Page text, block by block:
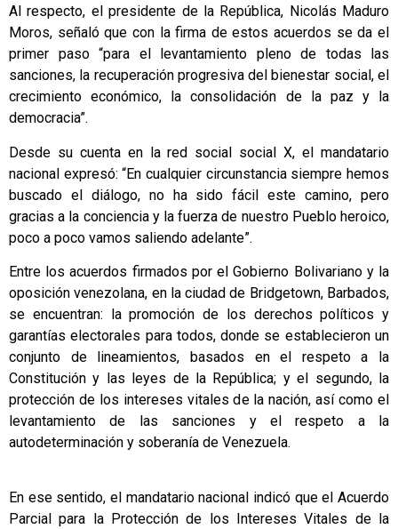
Al respecto, el presidente de la República, Nicolás Maduro
Moros, señaló que con la firma de estos acuerdos se da el
primer paso “para el levantamiento pleno de todas las
sanciones, la recuperación progresiva del bienestar social, el
crecimiento económico, la consolidación de la paz y la
democracia”.
Desde su cuenta en la red social social X, el mandatario
nacional expresó: “En cualquier circunstancia siempre hemos
buscado el diálogo, no ha sido fácil este camino, pero
gracias a la conciencia y la fuerza de nuestro Pueblo heroico,
poco a poco vamos saliendo adelante”.
Entre los acuerdos firmados por el Gobierno Bolivariano y la
oposición venezolana, en la ciudad de Bridgetown, Barbados,
se encuentran: la promoción de los derechos políticos y
garantías electorales para todos, donde se establecieron un
conjunto de lineamientos, basados en el respeto a la
Constitución y las leyes de la República; y el segundo, la
protección de los intereses vitales de la nación, así como el
levantamiento de las sanciones y el respeto a la
autodeterminación y soberanía de Venezuela.
En ese sentido, el mandatario nacional indicó que el Acuerdo
Parcial para la Protección de los Intereses Vitales de la